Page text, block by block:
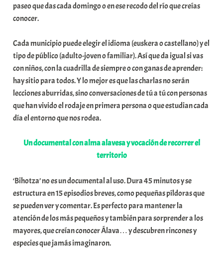
paseo que das cada domingo o en ese recodo del río que creías
conocer.
Cada municipio puede elegir el idioma (euskera o castellano) y el
tipo de público (adulto-joven o familiar). Así que da igual si vas
con niños, con la cuadrilla de siempre o con ganas de aprender:
hay sitio para todos. Y lo mejor es que las charlas no serán
lecciones aburridas, sino conversaciones de tú a tú con personas
que han vivido el rodaje en primera persona o que estudian cada
día el entorno que nos rodea.
Un documental con alma alavesa y vocación de recorrer el
territorio
‘Bihotza’ no es un documental al uso. Dura 45 minutos y se
estructura en 15 episodios breves, como pequeñas píldoras que
se pueden ver y comentar. Es perfecto para mantener la
atención de los más pequeños y también para sorprender a los
mayores, que creían conocer Álava… y descubren rincones y
especies que jamás imaginaron.